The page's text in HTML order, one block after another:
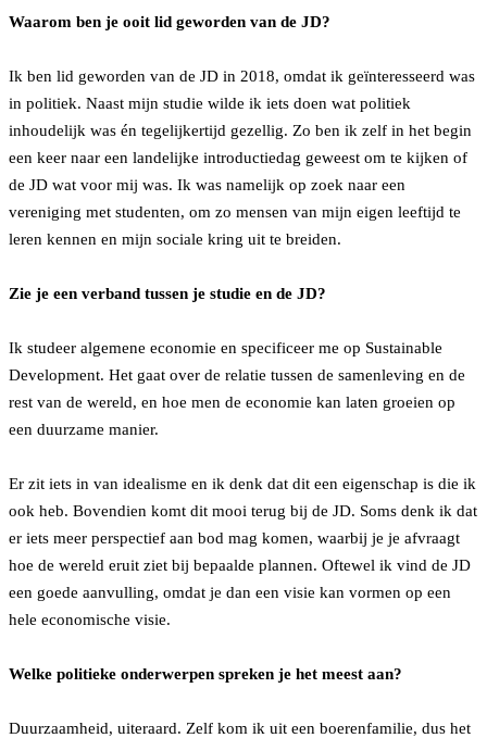
Waarom ben je ooit lid geworden van de JD?
Ik ben lid geworden van de JD in 2018, omdat ik geïnteresseerd was
in politiek. Naast mijn studie wilde ik iets doen wat politiek
inhoudelijk was én tegelijkertijd gezellig. Zo ben ik zelf in het begin
een keer naar een landelijke introductiedag geweest om te kijken of
de JD wat voor mij was. Ik was namelijk op zoek naar een
vereniging met studenten, om zo mensen van mijn eigen leeftijd te
leren kennen en mijn sociale kring uit te breiden.
Zie je een verband tussen je studie en de JD?
Ik studeer algemene economie en specificeer me op Sustainable
Development. Het gaat over de relatie tussen de samenleving en de
rest van de wereld, en hoe men de economie kan laten groeien op
een duurzame manier.
Er zit iets in van idealisme en ik denk dat dit een eigenschap is die ik
ook heb. Bovendien komt dit mooi terug bij de JD. Soms denk ik dat
er iets meer perspectief aan bod mag komen, waarbij je je afvraagt
hoe de wereld eruit ziet bij bepaalde plannen. Oftewel ik vind de JD
een goede aanvulling, omdat je dan een visie kan vormen op een
hele economische visie.
Welke politieke onderwerpen spreken je het meest aan?
Duurzaamheid, uiteraard. Zelf kom ik uit een boerenfamilie, dus het